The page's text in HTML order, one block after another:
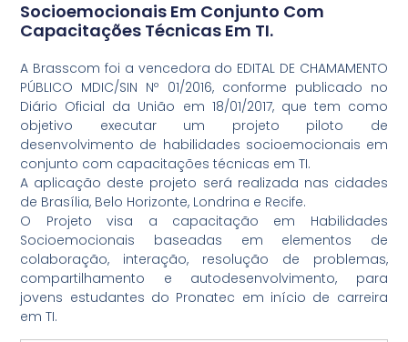
Socioemocionais Em Conjunto Com
Capacitações Técnicas Em TI.
A Brasscom foi a vencedora do EDITAL DE CHAMAMENTO
PÚBLICO MDIC/SIN Nº 01/2016, conforme publicado no
Diário Oficial da União em 18/01/2017, que tem como
objetivo executar um projeto piloto de
desenvolvimento de habilidades socioemocionais em
conjunto com capacitações técnicas em TI.
A aplicação deste projeto será realizada nas cidades
de Brasília, Belo Horizonte, Londrina e Recife.
O Projeto visa a capacitação em Habilidades
Socioemocionais baseadas em elementos de
colaboração, interação, resolução de problemas,
compartilhamento e autodesenvolvimento, para
jovens estudantes do Pronatec em início de carreira
em TI.